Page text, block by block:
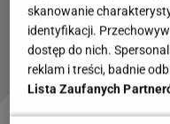
Joga w pigułce. Te trzy
czasu i świetnie rozciągną
skanowanie
identyfikacji.
dostęp do nich.
reklam i treści, badnie
Lista Zaufanych